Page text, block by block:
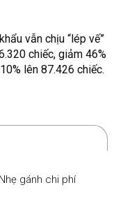
vẫn chịu “lép vế”
chiếc, giảm 46%
lên 87.426 chiếc.
gánh chi phí